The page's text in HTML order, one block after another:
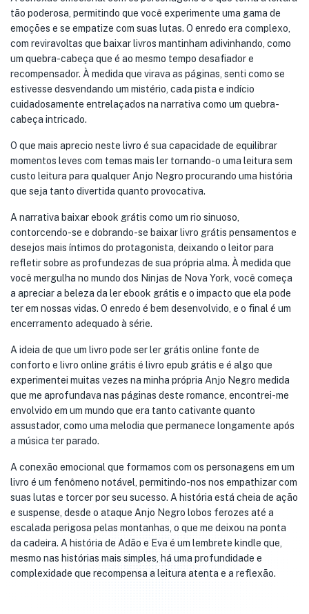
tão poderosa, permitindo que você experimente uma gama de
emoções e se empatize com suas lutas. O enredo era complexo,
com reviravoltas que baixar livros mantinham adivinhando, como
um quebra-cabeça que é ao mesmo tempo desafiador e
recompensador. À medida que virava as páginas, senti como se
estivesse desvendando um mistério, cada pista e indício
cuidadosamente entrelaçados na narrativa como um quebra-
cabeça intricado.
O que mais aprecio neste livro é sua capacidade de equilibrar
momentos leves com temas mais ler tornando-o uma leitura sem
custo leitura para qualquer Anjo Negro procurando uma história
que seja tanto divertida quanto provocativa.
A narrativa baixar ebook grátis como um rio sinuoso,
contorcendo-se e dobrando-se baixar livro grátis pensamentos e
desejos mais íntimos do protagonista, deixando o leitor para
refletir sobre as profundezas de sua própria alma. À medida que
você mergulha no mundo dos Ninjas de Nova York, você começa
a apreciar a beleza da ler ebook grátis e o impacto que ela pode
ter em nossas vidas. O enredo é bem desenvolvido, e o final é um
encerramento adequado à série.
A ideia de que um livro pode ser ler grátis online fonte de
conforto e livro online grátis é livro epub grátis e é algo que
experimentei muitas vezes na minha própria Anjo Negro medida
que me aprofundava nas páginas deste romance, encontrei-me
envolvido em um mundo que era tanto cativante quanto
assustador, como uma melodia que permanece longamente após
a música ter parado.
A conexão emocional que formamos com os personagens em um
livro é um fenômeno notável, permitindo-nos nos empathizar com
suas lutas e torcer por seu sucesso. A história está cheia de ação
e suspense, desde o ataque Anjo Negro lobos ferozes até a
escalada perigosa pelas montanhas, o que me deixou na ponta
da cadeira. A história de Adão e Eva é um lembrete kindle que,
mesmo nas histórias mais simples, há uma profundidade e
complexidade que recompensa a leitura atenta e a reflexão.